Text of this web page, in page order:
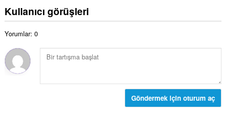
s
ı
y
s
ı
s
l
o
y
y
Kullanıcı görüşleri
Yorumlar: 0
Göndermek için oturum aç